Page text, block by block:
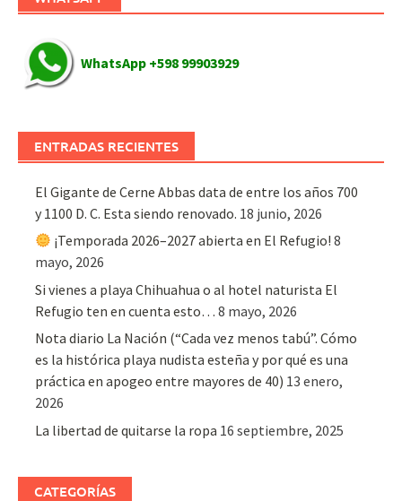
WhatsApp +598 99903929
ENTRADAS RECIENTES
El Gigante de Cerne Abbas data de entre los años 700
y 1100 D. C. Esta siendo renovado. 18 junio, 2026
¡Temporada 2026–2027 abierta en El Refugio! 8
mayo, 2026
Si vienes a playa Chihuahua o al hotel naturista El
Refugio ten en cuenta esto… 8 mayo, 2026
Nota diario La Nación (“Cada vez menos tabú”. Cómo
es la histórica playa nudista esteña y por qué es una
práctica en apogeo entre mayores de 40) 13 enero,
2026
La libertad de quitarse la ropa 16 septiembre, 2025
CATEGORÍAS